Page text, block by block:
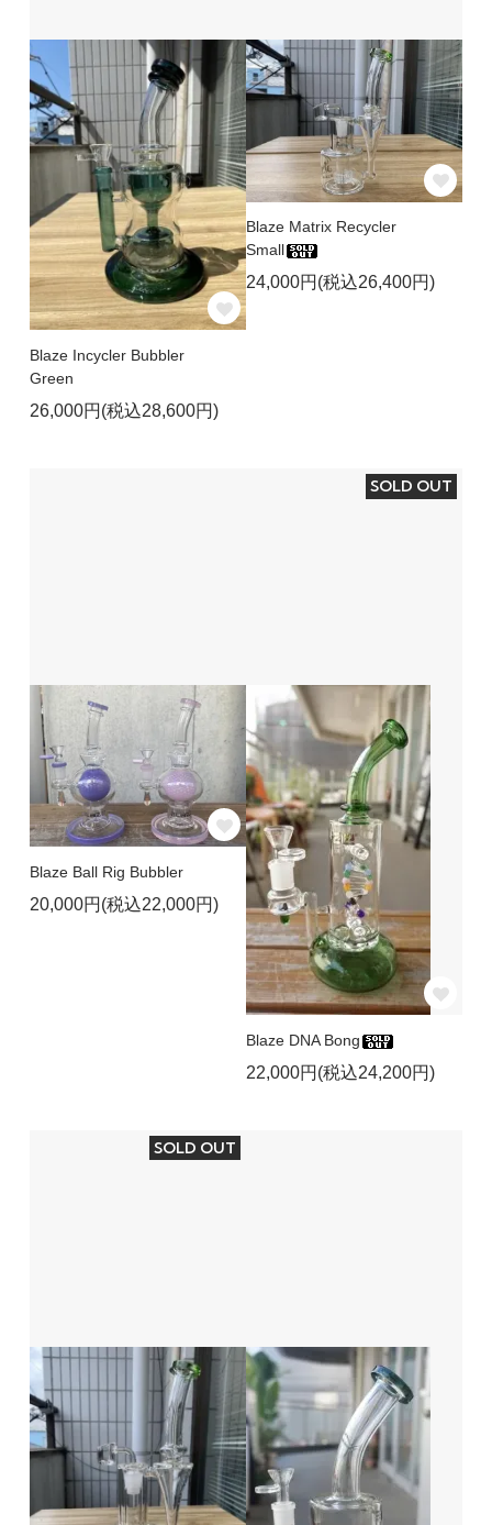
Blaze Incycler Bubbler
Green
26,000円(税込28,600円)
Blaze Matrix Recycler
Small
24,000円(税込26,400円)
Blaze Ball Rig Bubbler
20,000円(税込22,000円)
SOLD OUT
Blaze DNA Bong
22,000円(税込24,200円)
SOLD OUT